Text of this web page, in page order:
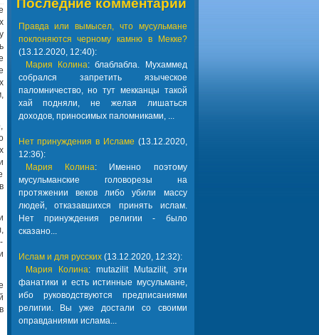
Последние комментарии
Правда или вымысел, что мусульмане
поклоняются черному камню в Мекке?
(13.12.2020, 12:40):
Мария Колина: блаблабла. Мухаммед
собрался запретить языческое
паломничество, но тут мекканцы такой
хай подняли, не желая лишаться
доходов, приносимых паломниками, ...
Нет принуждения в Исламе (13.12.2020,
12:36):
Мария Колина: Именно поэтому
мусульманские головорезы на
протяжении веков либо убили массу
людей, отказавшихся принять ислам.
Нет принуждения религии - было
сказано...
Ислам и для русских(13.12.2020, 12:32):
Мария Колина: mutazilit Mutazilit, эти
фанатики и есть истинные мусульмане,
ибо руководствуются предписаниями
религии. Вы уже достали со своими
оправданиями ислама...